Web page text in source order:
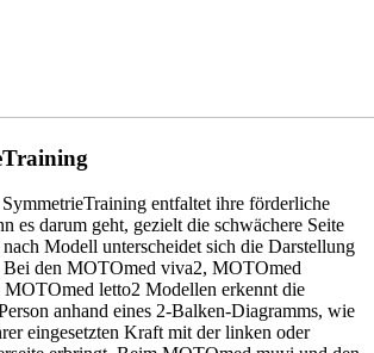
entfaltet ihre förderliche
es darum geht, gezielt die schwächere Seite
nach Modell unterscheidet sich die Darstellung
den MOTOmed viva2, MOTOmed
MOTOmed letto2 Modellen erkennt die
anhand eines 2-Balken-Diagramms, wie
eingesetzten Kraft mit der linken oder